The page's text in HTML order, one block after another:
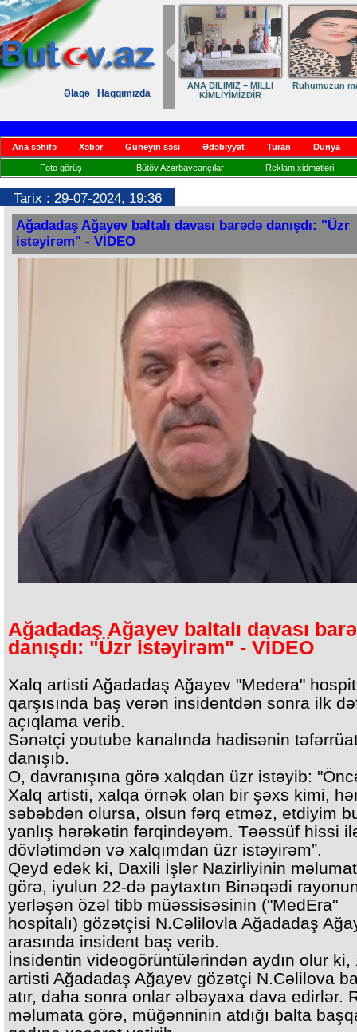
Əlaqə Haqqımızda
ANA DİLİMİZ – MİLLİ
KİMLİYİMİZDİR
Ruhumuzun
Ana səhifə Xəbər Güneyin səsi Ədəbiyyat Turan Dünya
Foto görüş Bütöv Azərbaycançılar Reklam xidmətləri
Tarix : 29-07-2024, 19:36
Ağadadaş Ağayev baltalı davası barədə danışdı: "Üzr
istəyirəm" - VİDEO
Ağadadaş Ağayev baltalı davası
danışdı: "Üzr istəyirəm" - VİDEO
Xalq artisti Ağadadaş Ağayev "Medera"
qarşısında baş verən insidentdən sonra ilk
açıqlama verib.
Sənətçi youtube kanalında hadisənin
danışıb.
O, davranışına görə xalqdan üzr istəyib:
Xalq artisti, xalqa örnək olan bir şəxs kimi,
səbəbdən olursa, olsun fərq etməz, etdiyim
yanlış hərəkətin fərqindəyəm. Təəssüf hissi
dövlətimdən və xalqımdan üzr istəyirəm”.
Qeyd edək ki, Daxili İşlər Nazirliyinin
görə, iyulun 22-də paytaxtın Binəqədi
yerləşən özəl tibb müəssisəsinin ("MedEra"
hospitalı) gözətçisi N.Cəlilovla Ağadadaş
arasında insident baş verib.
İnsidentin videogörüntülərindən aydın olur ki,
artisti Ağadadaş Ağayev gözətçi N.Cəlilova
atır, daha sonra onlar əlbəyaxa dava edirlər.
məlumata görə, müğənninin atdığı balta